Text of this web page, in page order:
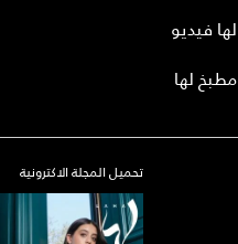
لها فيديو
مطبخ لها
تحميل المجلة الاكترونية